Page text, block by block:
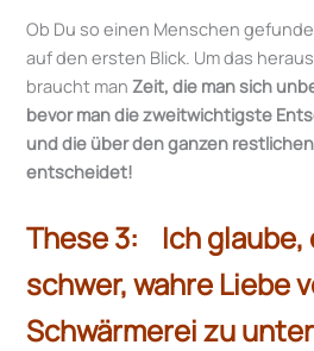
Ob Du so einen Menschen
auf den ersten Blick. Um das
braucht manZeit, die man sich
bevor man die zweitwichtigste
und die über den ganzen
entscheidet!
These 3: Ich glaube,
schwer, wahre Liebe
Schwärmerei zu